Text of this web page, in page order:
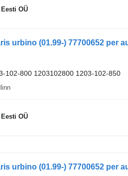
OÜ
urbino (01.99-) 77700652 per
102-800 1203102800 1203-102-850
OÜ
urbino (01.99-) 77700652 per